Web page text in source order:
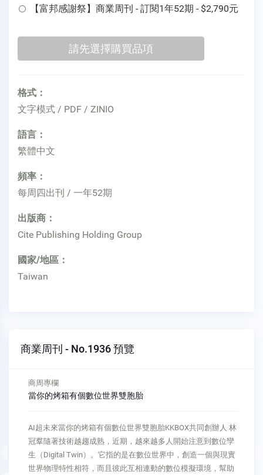
【富邦感謝祭】商業周刊 - 訂閱1年52期 - $2,790元
格式：
文字模式 / PDF / ZINIO
語言：
繁體中文
頻率：
每周四出刊 / 一年52期
出版商：
Cite Publishing Holding Group
國家/地區：
Taiwan
商業周刊 - No.1936 預覽
商周專欄
當你的烤箱有個數位世界雙胞胎
AI超未來當你的烤箱有個數位世界雙胞胎KKBOX共同創辦人 林
冠羣隨著技術越趨成熟，近期，越來越多人開始注意到數位孿
生（Digital Twin）。它指的是在數位世界中，創造一個與現實
世界物理特性相符，而且彼此互相連動的數位模擬環境，幫助